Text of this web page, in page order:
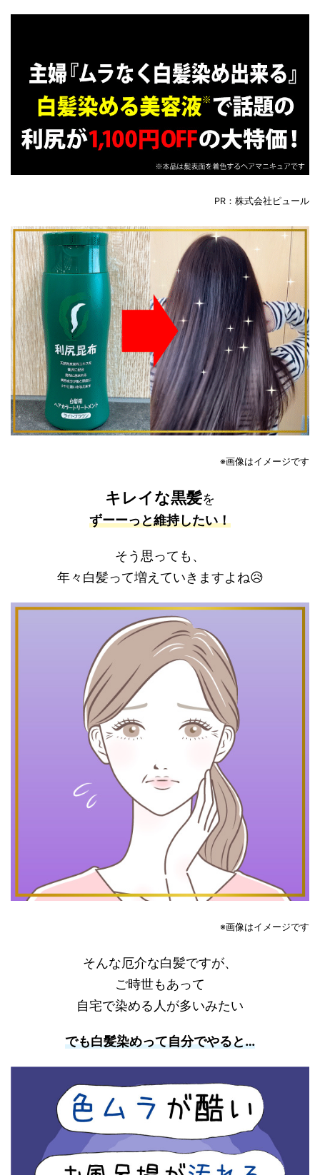
PR：株式会社ピュール
※画像はイメージです
キレイな黒髪を
ずーーっと維持したい！
そう思っても、
年々白髪って増えていきますよね😥
※画像はイメージです
そんな厄介な白髪ですが、
ご時世もあって
自宅で染める人が多いみたい
でも白髪染めって自分でやると…